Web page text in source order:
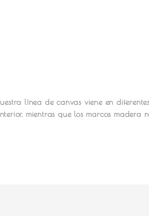
línea de canvas viene en
mientras que los marcos